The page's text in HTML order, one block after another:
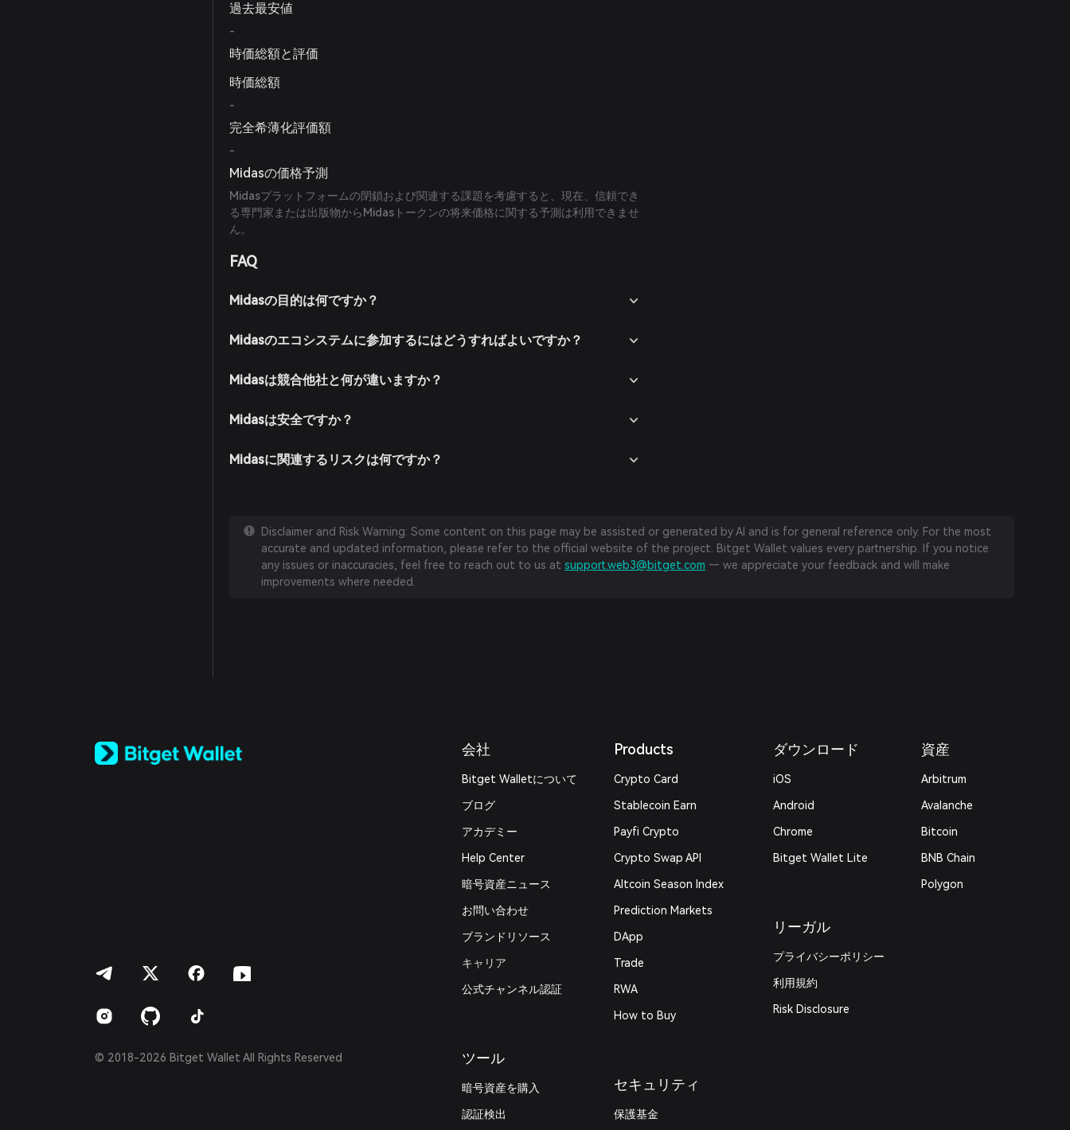
過去最安値
-
時価総額と評価
時価総額
-
完全希薄化評価額
-
Midasの価格予測
Midasプラットフォームの閉鎖および関連する課題を考慮すると、現在、信頼でき
る専門家または出版物からMidasトークンの将来価格に関する予測は利用できませ
ん。
FAQ
Midasの目的は何ですか？
Midasのエコシステムに参加するにはどうすればよいですか？
Midasは競合他社と何が違いますか？
Midasは安全ですか？
Midasに関連するリスクは何ですか？
Disclaimer and Risk Warning: Some content on this page may be assisted or generated by AI and is for general reference only. For the most
accurate and updated information, please refer to the official website of the project. Bitget Wallet values every partnership. If you notice
any issues or inaccuracies, feel free to reach out to us atsupport.web3@bitget.com — we appreciate your feedback and will make
improvements where needed.
Español (Latinoamérica)
© 2018-2026 Bitget Wallet All Rights Reserved
会社
Bitget Walletについて
ブログ
アカデミー
Help Center
暗号資産ニュース
お問い合わせ
ブランドリソース
キャリア
公式チャンネル認証
ツール
暗号資産を購入
認証検出
Products
Crypto Card
Stablecoin Earn
Payfi Crypto
Crypto Swap API
Altcoin Season Index
Prediction Markets
DApp
Trade
RWA
How to Buy
セキュリティ
保護基金
ダウンロード
iOS
Android
Chrome
Bitget Wallet Lite
リーガル
プライバシーポリシー
利用規約
Risk Disclosure
資産
Arbitrum
Avalanche
Bitcoin
BNB Chain
Polygon